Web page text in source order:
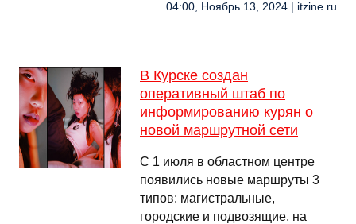
04:00, Ноябрь 13, 2024 | itzine.ru
В Курске создан
оперативный штаб по
информированию курян о
новой маршрутной сети
С 1 июля в областном центре
появились новые маршруты 3
типов: магистральные,
городские и подвозящие, на